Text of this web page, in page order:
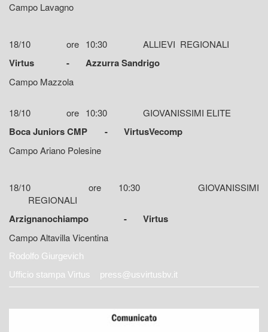
Campo Lavagno
18/10 ore 10:30 ALLIEVI REGIONALI
Virtus - Azzurra Sandrigo
Campo Mazzola
18/10 ore 10:30 GIOVANISSIMI ELITE
Boca Juniors CMP - VirtusVecomp
Campo Ariano Polesine
18/10 ore 10:30
GIOVANISSIMI
REGIONALI
Arzignanochiampo - Virtus
Campo Altavilla Vicentina
Rodolfo Giurgevich
Ufficio stampa Virtus press@usvirtusbv.it